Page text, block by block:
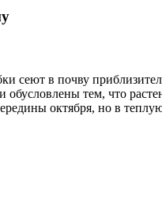
сеют в почву
обусловлены тем, что
октября, но в